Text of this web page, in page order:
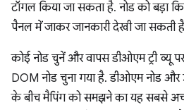
टॉगल किया जा सकता है. नोड को बड़ा
पैनल में जाकर जानकारी देखी जा सकती
कोई नोड चुनें और वापस डीओएम ट्री व्यू
DOM नोड चुना गया है. डीओएम नोड और
के बीच मैपिंग को समझने का यह सबसे